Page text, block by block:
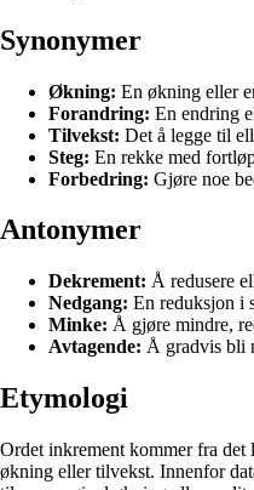
Synonymer
Økning: En økning eller
Forandring: En endring
Tilvekst: Det å legge til
Steg: En rekke med
Forbedring: Gjøre noe
Antonymer
Dekrement: Å redusere
Nedgang: En reduksjon i
Minke: Å gjøre mindre,
Avtagende: Å gradvis bli
Etymologi
Ordet inkrement kommer fra det
økning eller tilvekst. Innenfor